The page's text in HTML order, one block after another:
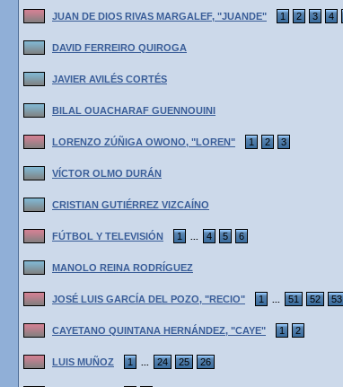
JUAN DE DIOS RIVAS MARGALEF, "JUANDE" 1 2 3 4
DAVID FERREIRO QUIROGA
JAVIER AVILÉS CORTÉS
BILAL OUACHARAF GUENNOUINI
LORENZO ZÚÑIGA OWONO, "LOREN" 1 2 3
VÍCTOR OLMO DURÁN
CRISTIAN GUTIÉRREZ VIZCAÍNO
FÚTBOL Y TELEVISIÓN 1 4 5 6
MANOLO REINA RODRÍGUEZ
JOSÉ LUIS GARCÍA DEL POZO, "RECIO" 1 51 52 53
CAYETANO QUINTANA HERNÁNDEZ, "CAYE" 1 2
LUIS MUÑOZ 1 24 25 26